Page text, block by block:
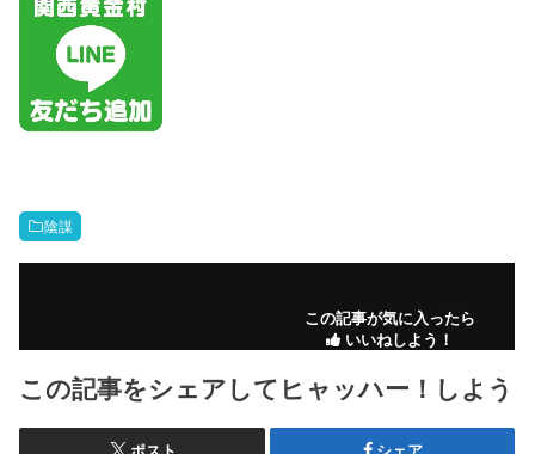
陰謀
この記事が気に入ったら
いいねしよう！
この記事をシェアしてヒャッハー！しよう